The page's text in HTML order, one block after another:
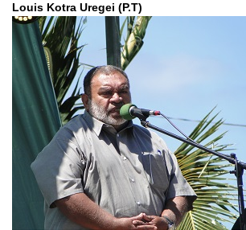
Louis Kotra Uregei (P.T)